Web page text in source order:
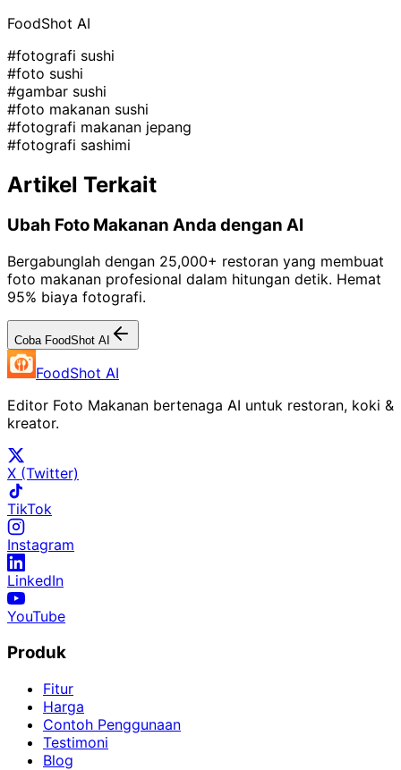
FoodShot AI
#fotografi sushi
#foto sushi
#gambar sushi
#foto makanan sushi
#fotografi makanan jepang
#fotografi sashimi
Artikel Terkait
Ubah Foto Makanan Anda dengan AI
Bergabunglah dengan 25,000+ restoran yang membuat
foto makanan profesional dalam hitungan detik. Hemat
95% biaya fotografi.
Coba FoodShot AI
FoodShot AI
Editor Foto Makanan bertenaga AI untuk restoran, koki &
kreator.
X (Twitter)
TikTok
Instagram
LinkedIn
YouTube
Produk
Fitur
Harga
Contoh Penggunaan
Testimoni
Blog